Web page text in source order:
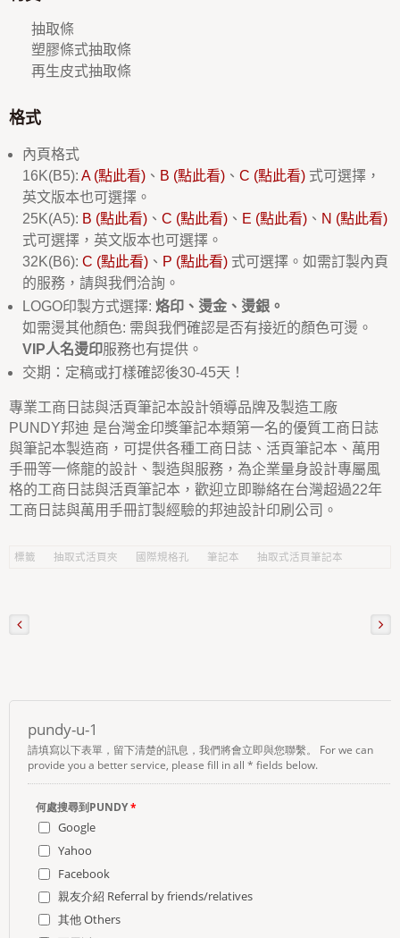
抽取條
塑膠條式抽取條
再生皮式抽取條
格式
內頁格式
16K(B5): A (點此看) 、 B (點此看) 、 C (點此看) 式可選擇，
英文版本也可選擇。
25K(A5): B (點此看) 、 C (點此看) 、 E (點此看) 、 N (點此看)
式可選擇，英文版本也可選擇。
32K(B6): C (點此看) 、 P (點此看) 式可選擇。如需訂製內頁
的服務，請與我們洽詢。
LOGO印製方式選擇: 烙印、燙金、燙銀。
如需燙其他顏色: 需與我們確認是否有接近的顏色可燙。
VIP人名燙印服務也有提供。
交期：定稿或打樣確認後30-45天！
專業工商日誌與活頁筆記本設計領導品牌及製造工廠
PUNDY邦迪 是台灣金印獎筆記本類第一名的優質工商日誌
與筆記本製造商，可提供各種工商日誌、活頁筆記本、萬用
手冊等一條龍的設計、製造與服務，為企業量身設計專屬風
格的工商日誌與活頁筆記本，歡迎立即聯絡在台灣超過22年
工商日誌與萬用手冊訂製經驗的邦迪設計印刷公司。
標籤 抽取式活頁夾 國際規格孔 筆記本 抽取式活頁筆記本